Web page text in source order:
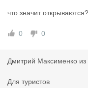
что значит
0 0
Дмитрий Максименко из
Для туристов